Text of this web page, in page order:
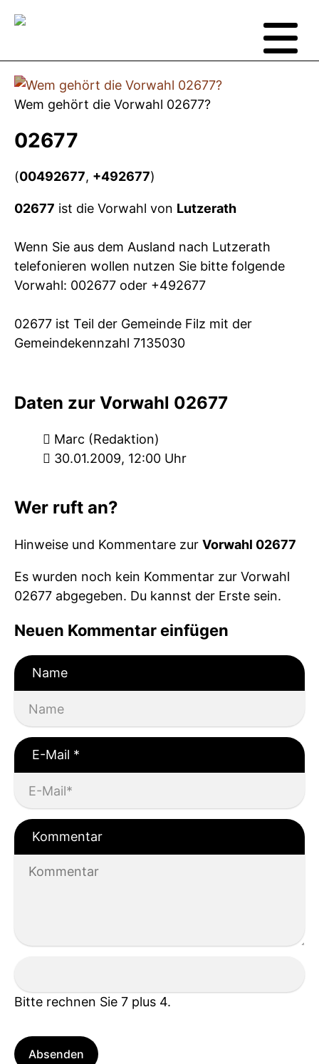
Wem gehört die Vorwahl 02677?
02677
(00492677, +492677)
02677 ist die Vorwahl von Lutzerath
Wenn Sie aus dem Ausland nach Lutzerath
telefonieren wollen nutzen Sie bitte folgende
Vorwahl: 002677 oder +492677
02677 ist Teil der Gemeinde Filz mit der
Gemeindekennzahl 7135030
Daten zur Vorwahl 02677
Marc (Redaktion)
30.01.2009, 12:00 Uhr
Wer ruft an?
Hinweise und Kommentare zur Vorwahl 02677
Es wurden noch kein Kommentar zur Vorwahl
02677 abgegeben. Du kannst der Erste sein.
Neuen Kommentar einfügen
Name
E-Mail *
Kommentar
Bitte rechnen Sie 7 plus 4.
Absenden